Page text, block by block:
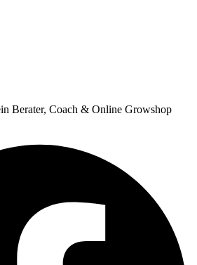
Berater, Coach & Online Growshop